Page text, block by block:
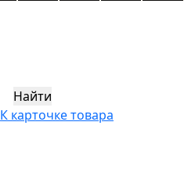
Найти
К карточке товара